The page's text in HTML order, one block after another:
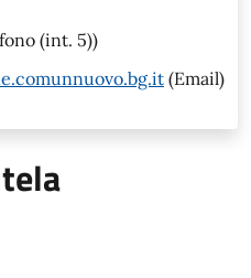
(int. 5))
(Email)